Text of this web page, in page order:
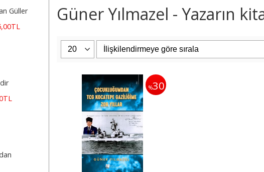
Güller
,00TL
TL
Güner Yılmazel - Yazarın
%30